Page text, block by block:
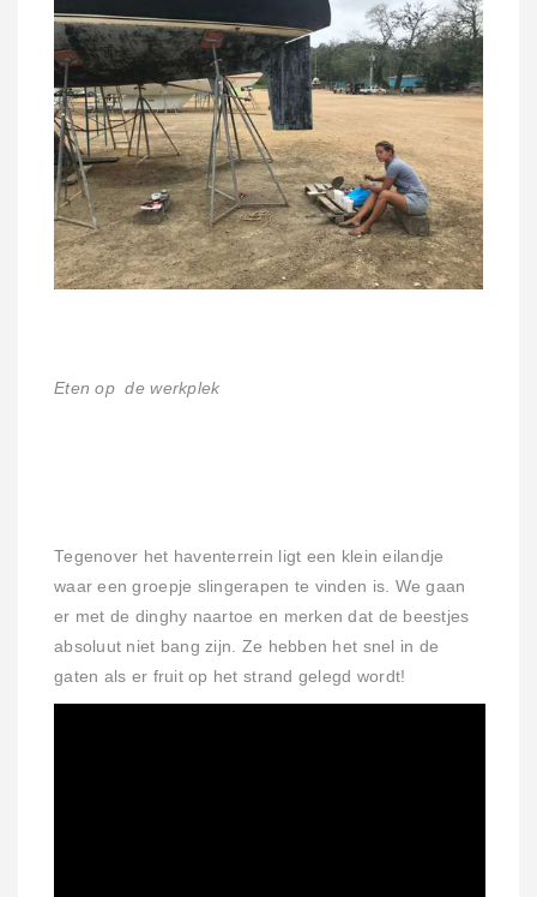
Eten op de werkplek
Tegenover het haventerrein ligt een klein eilandje
waar een groepje slingerapen te vinden is. We gaan
er met de dinghy naartoe en merken dat de beestjes
absoluut niet bang zijn. Ze hebben het snel in de
gaten als er fruit op het strand gelegd wordt!